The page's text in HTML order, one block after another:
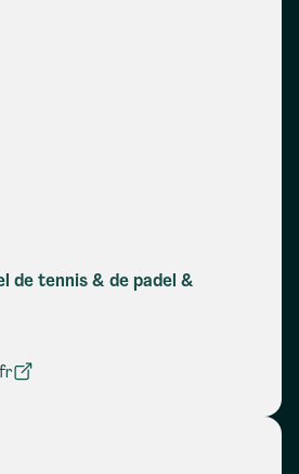
de tennis & de padel &